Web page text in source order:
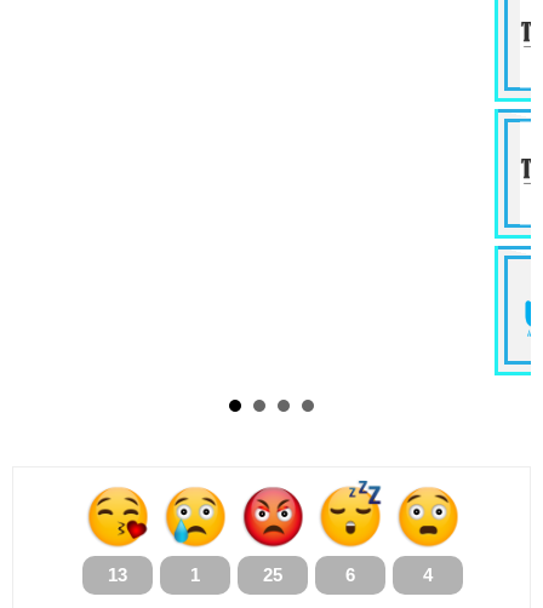
› 立即
› 立即
13 1 25 6 4